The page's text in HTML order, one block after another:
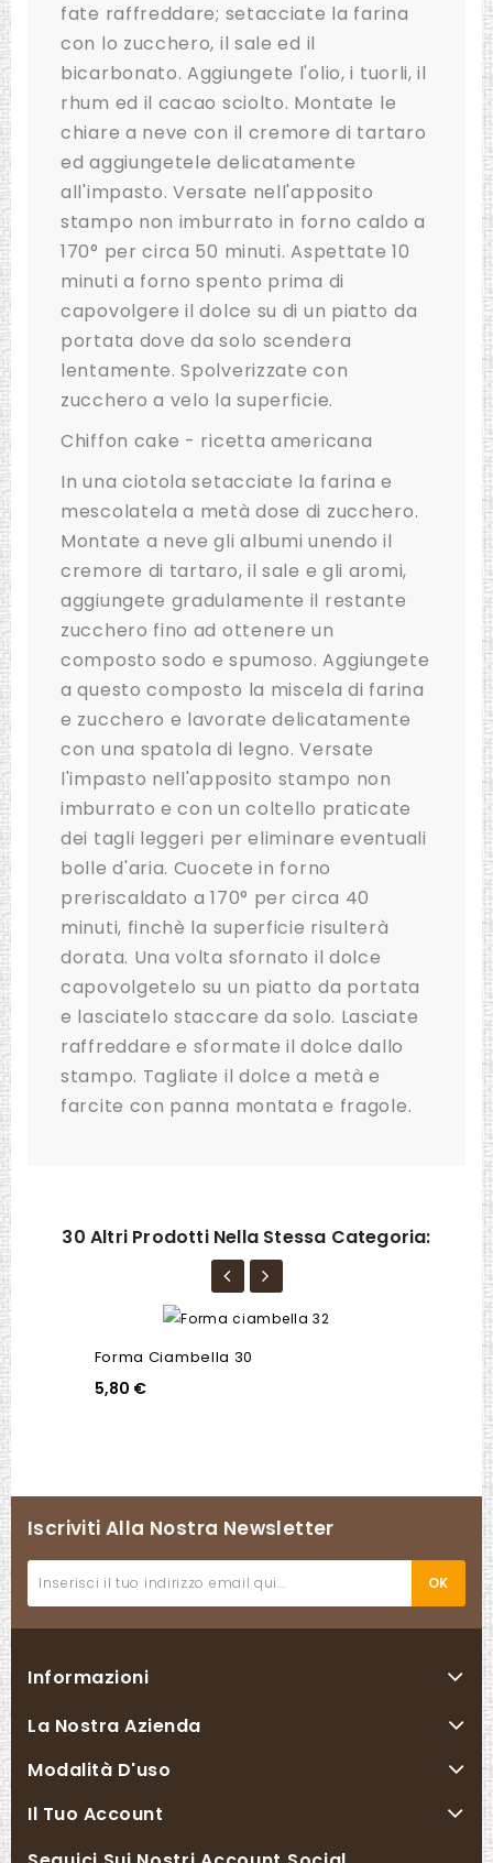
fate raffreddare; setacciate la farina
con lo zucchero, il sale ed il
bicarbonato. Aggiungete l'olio, i tuorli, il
rhum ed il cacao sciolto. Montate le
chiare a neve con il cremore di tartaro
ed aggiungetele delicatamente
all'impasto. Versate nell'apposito
stampo non imburrato in forno caldo a
170° per circa 50 minuti. Aspettate 10
minuti a forno spento prima di
capovolgere il dolce su di un piatto da
portata dove da solo scendera
lentamente. Spolverizzate con
zucchero a velo la superficie.
Chiffon cake - ricetta americana
In una ciotola setacciate la farina e
mescolatela a metà dose di zucchero.
Montate a neve gli albumi unendo il
cremore di tartaro, il sale e gli aromi,
aggiungete gradulamente il restante
zucchero fino ad ottenere un
composto sodo e spumoso. Aggiungete
a questo composto la miscela di farina
e zucchero e lavorate delicatamente
con una spatola di legno. Versate
l'impasto nell'apposito stampo non
imburrato e con un coltello praticate
dei tagli leggeri per eliminare eventuali
bolle d'aria. Cuocete in forno
preriscaldato a 170° per circa 40
minuti, finchè la superficie risulterà
dorata. Una volta sfornato il dolce
capovolgetelo su un piatto da portata
e lasciatelo staccare da solo. Lasciate
raffreddare e sformate il dolce dallo
stampo. Tagliate il dolce a metà e
farcite con panna montata e fragole.
30 Altri Prodotti Nella Stessa Categoria:
Forma Ciambella 30
5,80 €
Iscriviti Alla Nostra Newsletter
Informazioni
La Nostra Azienda
Modalità D'uso
Il Tuo Account